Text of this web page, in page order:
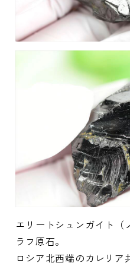
エリートシュンガイト（
ラフ原石。
ロシア北西端のカレリ